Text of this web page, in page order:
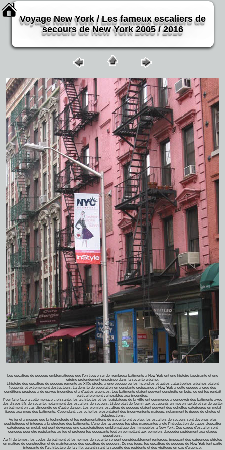
Voyage New York / Les fameux escaliers de
secours de New York 2005 / 2016
Les escaliers de secours emblématiques que l'on trouve sur de nombreux bâtiments à New York ont une histoire fascinante et une
origine profondément enracinée dans la sécurité urbaine.
L'histoire des escaliers de secours remonte au XIXe siècle, à une époque où les incendies et autres catastrophes urbaines étaient
fréquents et extrêmement destructeurs. La densité de population en constante croissance à New York à cette époque a créé des
conditions propices à de graves incendies et à d'autres urgences. Les bâtiments étaient souvent construits en bois, ce qui les rendait
particulièrement vulnérables aux incendies.
Pour faire face à cette menace croissante, les architectes et les législateurs de la ville ont commencé à concevoir des bâtiments avec
des dispositifs de sécurité, notamment des escaliers de secours. L'idée était de fournir aux occupants un moyen rapide et sûr de quitter
un bâtiment en cas d'incendie ou d'autre danger. Les premiers escaliers de secours étaient souvent des échelles extérieures en métal
fixées aux murs des bâtiments. Cependant, ces échelles présentaient des inconvénients majeurs, notamment le risque de chutes et
d'obstructions.
Au fur et à mesure que la technologie et les réglementations de sécurité ont évolué, les escaliers de secours sont devenus plus
sophistiqués et intégrés à la structure des bâtiments. L'une des avancées les plus marquantes a été l'introduction de cages d'escalier
extérieures en métal, qui sont devenues une caractéristique emblématique des immeubles à New York. Ces cages d'escalier sont
conçues pour être résistantes au feu et protéger les occupants tout en permettant aux pompiers d'accéder rapidement aux étages
supérieurs.
Au fil du temps, les codes du bâtiment et les normes de sécurité se sont considérablement renforcés, imposant des exigences strictes
en matière de construction et de maintenance des escaliers de secours. De nos jours, les escaliers de secours de New York font partie
intégrante de l'architecture de la ville, garantissant la sécurité des résidents et des visiteurs en cas d'urgence.